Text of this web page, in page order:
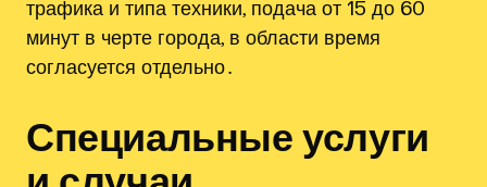
трафика и типа техники, подача от 15 до 60
минут в черте города, в области время
согласуется отдельно․
Специальные услуги